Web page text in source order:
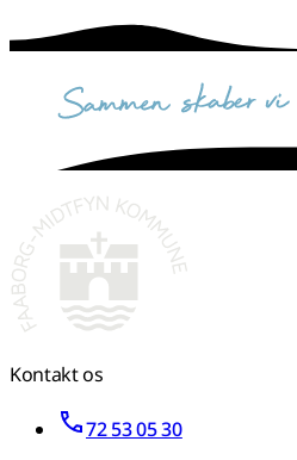
sammen skaber vi det bedste sted
Kontakt os
72 53 05 30